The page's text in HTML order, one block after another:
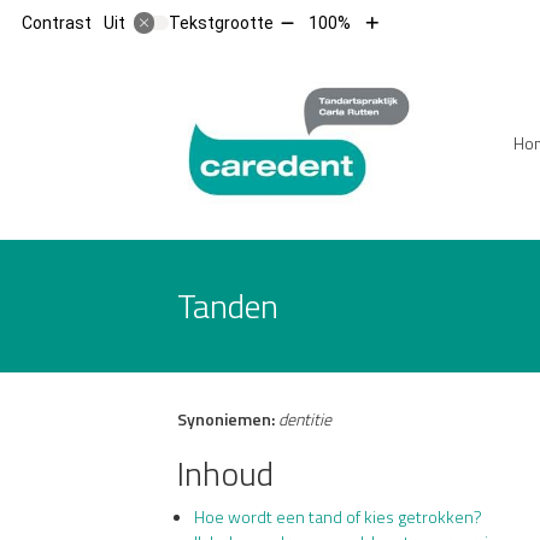
Contrast Uit Tekstgrootte Tekst
10%
100%
Tekst
10%
Tanden
Synoniemen:dentitie
Inhoud
Hoe wordt een tand of kies getrokken?